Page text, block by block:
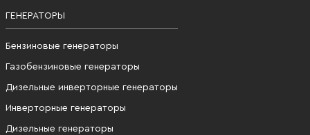
ГЕНЕРАТОРЫ
Бензиновые генераторы
Газобензиновые генераторы
Дизельные инверторные генераторы
Инверторные генераторы
Дизельные генераторы